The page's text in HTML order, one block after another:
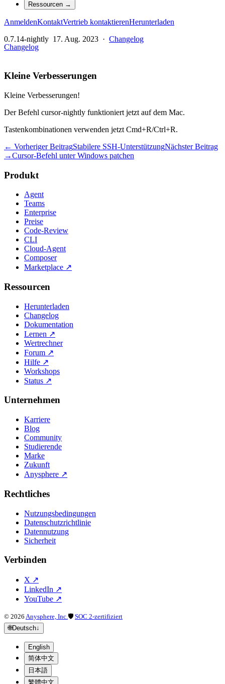
Ressourcen →
AnmeldenKontaktVertrieb kontaktierenHerunterladen
0.7.14-nightly 17. Aug. 2023 · Changelog
Changelog
Kleine Verbesserungen
Kleine Verbesserungen!
Der Befehl cursor-nightly funktioniert jetzt auf dem Mac.
Tastenkombinationen verwenden jetzt Cmd+R/Ctrl+R.
← Vorheriger BeitragStabilere SSH-UnterstützungNächster Beitrag
→Cursor-Befehl unter Windows patchen
Produkt
Agent
Teams
Enterprise
Preise
Code-Review
CLI
Cloud-Agent
Composer
Marketplace ↗
Ressourcen
Herunterladen
Changelog
Dokumentation
Lernen ↗
Wertrechner
Forum ↗
Hilfe ↗
Workshops
Status ↗
Unternehmen
Karriere
Blog
Community
Studierende
Marke
Zukunft
Anysphere ↗
Rechtliches
Nutzungsbedingungen
Datenschutzrichtlinie
Datennutzung
Sicherheit
Verbinden
X ↗
LinkedIn ↗
YouTube ↗
© 2026 Anysphere, Inc. 🛡 SOC 2-zertifiziert
🌐Deutsch↓
English
简体中文
日本語
繁體中文